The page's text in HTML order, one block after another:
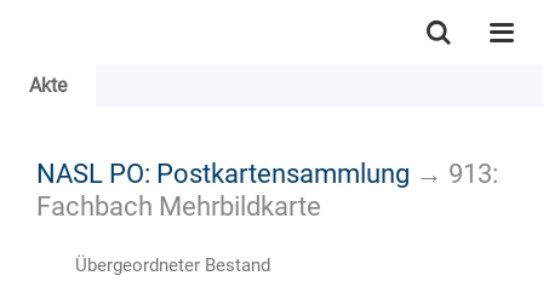
Akte
NASL PO: Postkartensammlung → 913:
Fachbach Mehrbildkarte
Übergeordneter Bestand